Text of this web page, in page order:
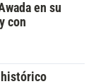
en su
con
histórico